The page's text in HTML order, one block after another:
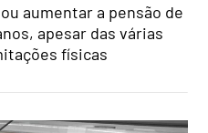
aumentar a pensão de
apesar das várias
físicas